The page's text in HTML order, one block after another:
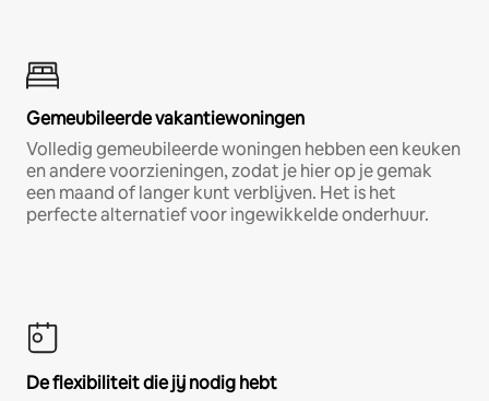
Gemeubileerde vakantiewoningen
Volledig gemeubileerde woningen hebben een keuken
en andere voorzieningen, zodat je hier op je gemak
een maand of langer kunt verblijven. Het is het
perfecte alternatief voor ingewikkelde onderhuur.
De flexibiliteit die jij nodig hebt